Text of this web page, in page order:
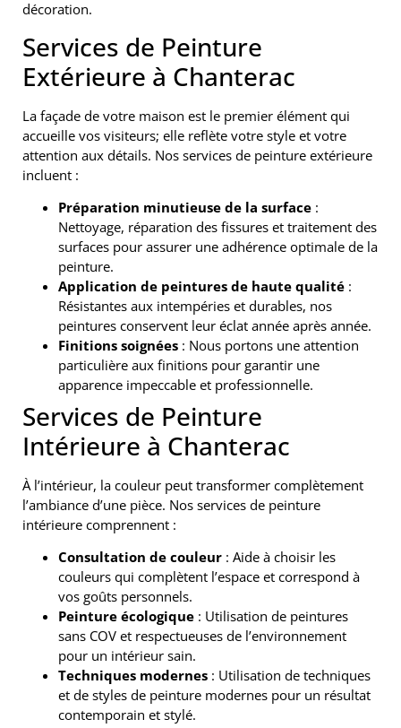
décoration.
Services de Peinture
Extérieure à Chanterac
La façade de votre maison est le premier élément qui
accueille vos visiteurs; elle reflète votre style et votre
attention aux détails. Nos services de peinture extérieure
incluent :
Préparation minutieuse de la surface :
Nettoyage, réparation des fissures et traitement des
surfaces pour assurer une adhérence optimale de la
peinture.
Application de peintures de haute qualité :
Résistantes aux intempéries et durables, nos
peintures conservent leur éclat année après année.
Finitions soignées : Nous portons une attention
particulière aux finitions pour garantir une
apparence impeccable et professionnelle.
Services de Peinture
Intérieure à Chanterac
À l’intérieur, la couleur peut transformer complètement
l’ambiance d’une pièce. Nos services de peinture
intérieure comprennent :
Consultation de couleur : Aide à choisir les
couleurs qui complètent l’espace et correspond à
vos goûts personnels.
Peinture écologique : Utilisation de peintures
sans COV et respectueuses de l’environnement
pour un intérieur sain.
Techniques modernes : Utilisation de techniques
et de styles de peinture modernes pour un résultat
contemporain et stylé.